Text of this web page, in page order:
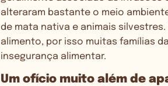
alteraram bastante o meio
de mata nativa e animais
alimento, por isso muitas famílias
insegurança alimentar.
Um ofício muito além de